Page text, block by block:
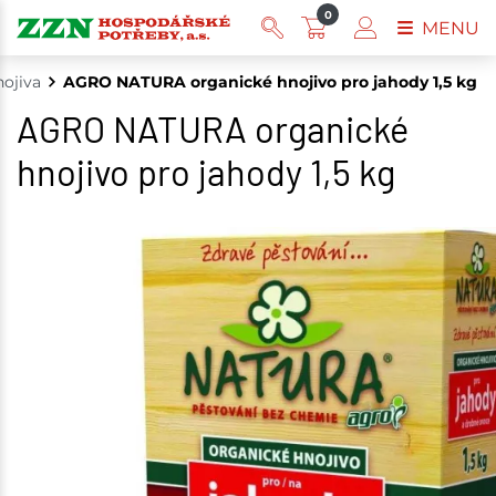
AGRO NATURA organické hnojivo pro jahody 1,5 kg
AGRO NATURA organické
hnojivo pro jahody 1,5 kg
0
MENU